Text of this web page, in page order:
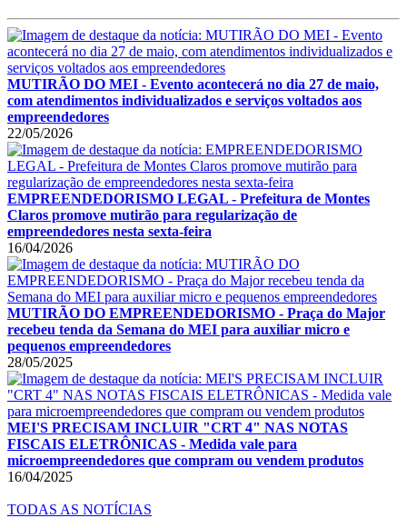
MUTIRÃO DO MEI - Evento acontecerá no dia 27 de maio,
com atendimentos individualizados e serviços voltados aos
empreendedores
22/05/2026
EMPREENDEDORISMO LEGAL - Prefeitura de Montes
Claros promove mutirão para regularização de
empreendedores nesta sexta-feira
16/04/2026
MUTIRÃO DO EMPREENDEDORISMO - Praça do Major
recebeu tenda da Semana do MEI para auxiliar micro e
pequenos empreendedores
28/05/2025
MEI'S PRECISAM INCLUIR "CRT 4" NAS NOTAS
FISCAIS ELETRÔNICAS - Medida vale para
microempreendedores que compram ou vendem produtos
16/04/2025
TODAS AS NOTÍCIAS